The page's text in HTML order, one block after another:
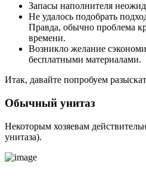
Запасы наполнителя
Не удалось подобрать
Правда, обычно проблема
времени.
Возникло желание
бесплатными материалами.
Итак, давайте попробуем
Обычный унитаз
Некоторым хозяевам
унитаза).